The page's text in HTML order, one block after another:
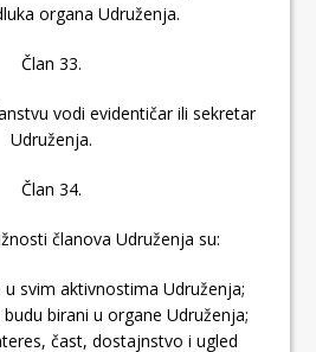
organa Udruženja.
Član 33.
vodi evidentičar ili sekretar
Udruženja.
Član 34.
članova Udruženja su:
svim aktivnostima Udruženja;
birani u organe Udruženja;
čast, dostajnstvo i ugled